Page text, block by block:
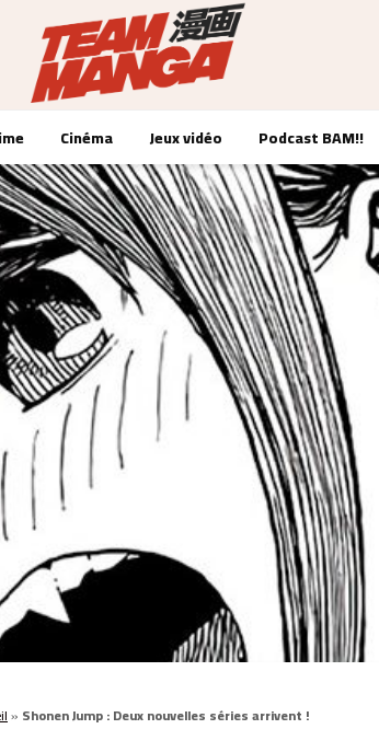
Cinéma Jeux vidéo Podcast BAM!!
» Shonen Jump : Deux nouvelles séries arrivent !